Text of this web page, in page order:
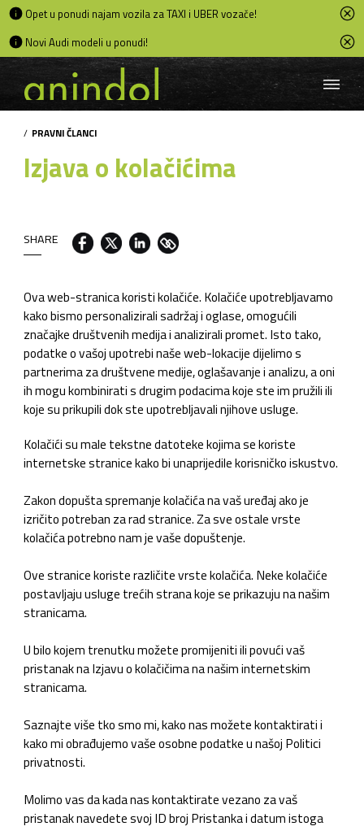
Opet u ponudi najam vozila za TAXI i UBER vozače!
Novi Audi modeli u ponudi!
/ PRAVNI ČLANCI
Izjava o kolačićima
Ova web-stranica koristi kolačiće. Kolačiće upotrebljavamo
kako bismo personalizirali sadržaj i oglase, omogućili
značajke društvenih medija i analizirali promet. Isto tako,
podatke o vašoj upotrebi naše web-lokacije dijelimo s
partnerima za društvene medije, oglašavanje i analizu, a oni
ih mogu kombinirati s drugim podacima koje ste im pružili ili
koje su prikupili dok ste upotrebljavali njihove usluge.
Kolačići su male tekstne datoteke kojima se koriste
internetske stranice kako bi unaprijedile korisničko iskustvo.
Zakon dopušta spremanje kolačića na vaš uređaj ako je
izričito potreban za rad stranice. Za sve ostale vrste
kolačića potrebno nam je vaše dopuštenje.
Ove stranice koriste različite vrste kolačića. Neke kolačiće
postavljaju usluge trećih strana koje se prikazuju na našim
stranicama.
U bilo kojem trenutku možete promijeniti ili povući vaš
pristanak na Izjavu o kolačičima na našim internetskim
stranicama.
Saznajte više tko smo mi, kako nas možete kontaktirati i
kako mi obrađujemo vaše osobne podatke u našoj Politici
privatnosti.
Molimo vas da kada nas kontaktirate vezano za vaš
pristanak navedete svoj ID broj Pristanka i datum istoga
SHARE